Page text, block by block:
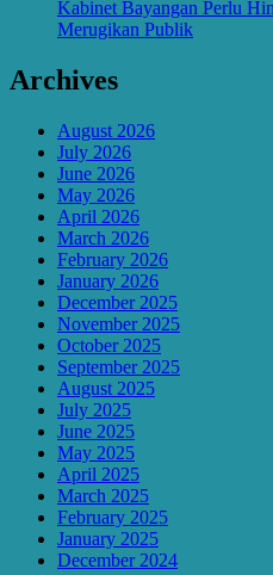
Kabinet Bayangan Perlu
Merugikan Publik
Archives
August 2026
July 2026
June 2026
May 2026
April 2026
March 2026
February 2026
January 2026
December 2025
November 2025
October 2025
September 2025
August 2025
July 2025
June 2025
May 2025
April 2025
March 2025
February 2025
January 2025
December 2024